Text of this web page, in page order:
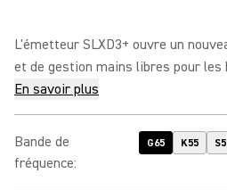
L'émetteur SLXD3+ ouvre un
et de gestion mains libres pour les
En savoir plus
Bande de
fréquence:
G65 K55